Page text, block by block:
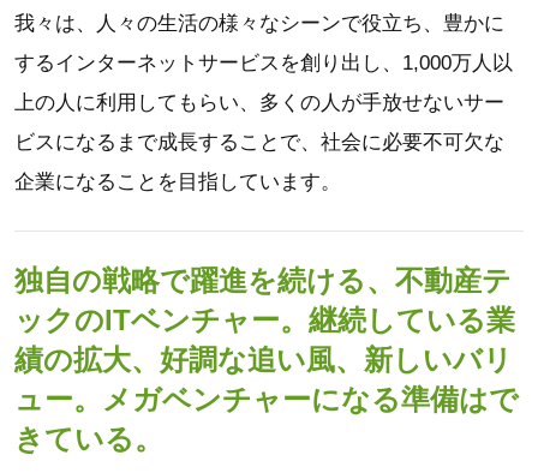
我々は、人々の生活の様々なシーンで役立ち、豊かに
するインターネットサービスを創り出し、1,000万人以
上の人に利用してもらい、多くの人が手放せないサー
ビスになるまで成長することで、社会に必要不可欠な
企業になることを目指しています。
独自の戦略で躍進を続ける、不動産テ
ックのITベンチャー。継続している業
績の拡大、好調な追い風、新しいバリ
ュー。メガベンチャーになる準備はで
きている。